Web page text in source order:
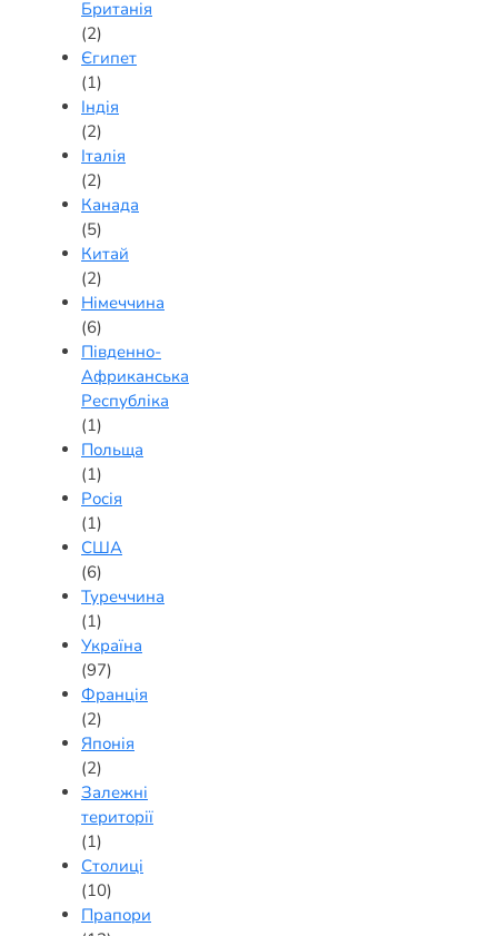
Британія
(2)
Єгипет
(1)
Індія
(2)
Італія
(2)
Канада
(5)
Китай
(2)
Німеччина
(6)
Південно-
Африканська
Республіка
(1)
Польща
(1)
Росія
(1)
США
(6)
Туреччина
(1)
Україна
(97)
Франція
(2)
Японія
(2)
Залежні
території
(1)
Столиці
(10)
Прапори